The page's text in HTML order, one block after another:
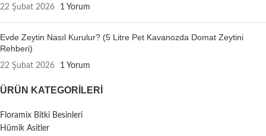
22 Şubat 2026 1 Yorum
Evde Zeytin Nasıl Kurulur? (5 Litre Pet Kavanozda Domat Zeytini
Rehberi)
22 Şubat 2026 1 Yorum
ÜRÜN KATEGORILERI
Floramix Bitki Besinleri
Hümik Asitler